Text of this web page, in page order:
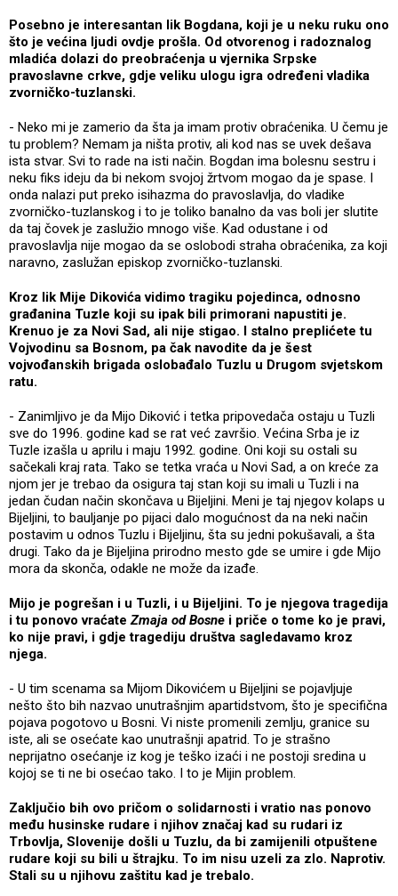
Posebno je interesantan lik Bogdana, koji je u neku ruku ono
što je većina ljudi ovdje prošla. Od otvorenog i radoznalog
mladića dolazi do preobraćenja u vjernika Srpske
pravoslavne crkve, gdje veliku ulogu igra određeni vladika
zvorničko-tuzlanski.
- Neko mi je zamerio da šta ja imam protiv obraćenika. U čemu je
tu problem? Nemam ja ništa protiv, ali kod nas se uvek dešava
ista stvar. Svi to rade na isti način. Bogdan ima bolesnu sestru i
neku fiks ideju da bi nekom svojoj žrtvom mogao da je spase. I
onda nalazi put preko isihazma do pravoslavlja, do vladike
zvorničko-tuzlanskog i to je toliko banalno da vas boli jer slutite
da taj čovek je zaslužio mnogo više. Kad odustane i od
pravoslavlja nije mogao da se oslobodi straha obraćenika, za koji
naravno, zaslužan episkop zvorničko-tuzlanski.
Kroz lik Mije Dikovića vidimo tragiku pojedinca, odnosno
građanina Tuzle koji su ipak bili primorani napustiti je.
Krenuo je za Novi Sad, ali nije stigao. I stalno preplićete tu
Vojvodinu sa Bosnom, pa čak navodite da je šest
vojvođanskih brigada oslobađalo Tuzlu u Drugom svjetskom
ratu.
- Zanimljivo je da Mijo Diković i tetka pripovedača ostaju u Tuzli
sve do 1996. godine kad se rat već završio. Većina Srba je iz
Tuzle izašla u aprilu i maju 1992. godine. Oni koji su ostali su
sačekali kraj rata. Tako se tetka vraća u Novi Sad, a on kreće za
njom jer je trebao da osigura taj stan koji su imali u Tuzli i na
jedan čudan način skončava u Bijeljini. Meni je taj njegov kolaps u
Bijeljini, to bauljanje po pijaci dalo mogućnost da na neki način
postavim u odnos Tuzlu i Bijeljinu, šta su jedni pokušavali, a šta
drugi. Tako da je Bijeljina prirodno mesto gde se umire i gde Mijo
mora da skonča, odakle ne može da izađe.
Mijo je pogrešan i u Tuzli, i u Bijeljini. To je njegova tragedija
i tu ponovo vraćateZmaja od Bosne i priče o tome ko je pravi,
ko nije pravi, i gdje tragediju društva sagledavamo kroz
njega.
- U tim scenama sa Mijom Dikovićem u Bijeljini se pojavljuje
nešto što bih nazvao unutrašnjim apartidstvom, što je specifična
pojava pogotovo u Bosni. Vi niste promenili zemlju, granice su
iste, ali se osećate kao unutrašnji apatrid. To je strašno
neprijatno osećanje iz kog je teško izaći i ne postoji sredina u
kojoj se ti ne bi osećao tako. I to je Mijin problem.
Zaključio bih ovo pričom o solidarnosti i vratio nas ponovo
među husinske rudare i njihov značaj kad su rudari iz
Trbovlja, Slovenije došli u Tuzlu, da bi zamijenili otpuštene
rudare koji su bili u štrajku. To im nisu uzeli za zlo. Naprotiv.
Stali su u njihovu zaštitu kad je trebalo.